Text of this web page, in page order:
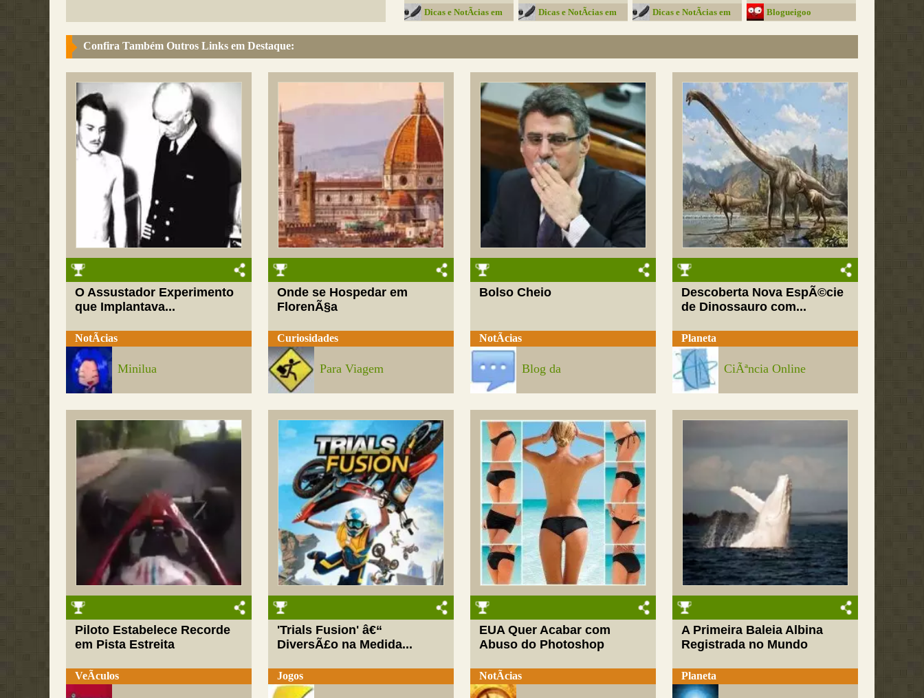
Dicas e NotÃ­cias em
Dicas e NotÃ­cias em
Dicas e NotÃ­cias em
Blogueigoo
Confira Também Outros Links em Destaque:
O Assustador Experimento
que Implantava...
NotÃ­cias
Minilua
Onde se Hospedar em
FlorenÃ§a
Curiosidades
Para Viagem
Bolso Cheio
NotÃ­cias
Blog da
Descoberta Nova EspÃ©cie
de Dinossauro com...
Planeta
CiÃªncia Online
Piloto Estabelece Recorde
em Pista Estreita
VeÃ­culos
'Trials Fusion' â€“
DiversÃ£o na Medida...
Jogos
EUA Quer Acabar com
Abuso do Photoshop
NotÃ­cias
A Primeira Baleia Albina
Registrada no Mundo
Planeta